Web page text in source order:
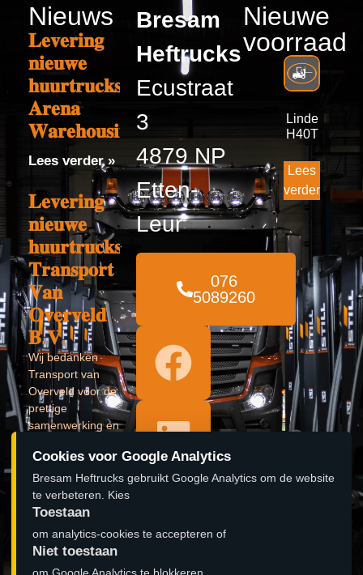
Nieuws
𝐋𝐞𝐯𝐞𝐫𝐢𝐧𝐠
𝐧𝐢𝐞𝐮𝐰𝐞
𝐡𝐮𝐮𝐫𝐭𝐫𝐮𝐜𝐤𝐬
𝐀𝐫𝐞𝐧𝐚
𝐖𝐚𝐫𝐞𝐡𝐨𝐮𝐬𝐢𝐧𝐠
Lees verder »
𝐋𝐞𝐯𝐞𝐫𝐢𝐧𝐠
𝐧𝐢𝐞𝐮𝐰𝐞
𝐡𝐮𝐮𝐫𝐭𝐫𝐮𝐜𝐤𝐬
𝐓𝐫𝐚𝐧𝐬𝐩𝐨𝐫𝐭
𝐕𝐚𝐧
𝐎𝐯𝐞𝐫𝐯𝐞𝐥𝐝
𝐁.𝐕.
Wij bedanken
Transport van
Overveld voor de
prettige
samenwerking en
een vervolg!
Lees verder »
𝐎𝐩𝐞𝐧𝐢𝐧𝐠
pand 𝐁𝐫𝐞𝐬𝐚𝐦
Bresam
Heftrucks
Ecustraat
3
4879 NP
Etten-
Leur
076
5089260
Nieuwe
voorraad
Linde
H40T
Lees
verder
Cookies voor Google Analytics
Bresam Heftrucks gebruikt Google Analytics om de website
te verbeteren. Kies
Toestaan
om analytics-cookies te accepteren of
Niet toestaan